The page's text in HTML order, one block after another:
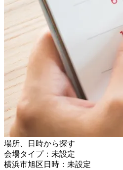
場所、日時から探す
会場タイプ：未設定
横浜市旭区日時：未設定